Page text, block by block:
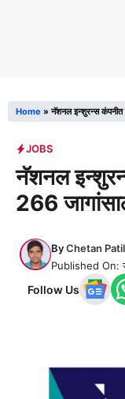
Home »नॅशनल इन्शुरन्स कंपनीत
JOBS
नॅशनल
266
ByChetan Patil
Published On:
Follow Us